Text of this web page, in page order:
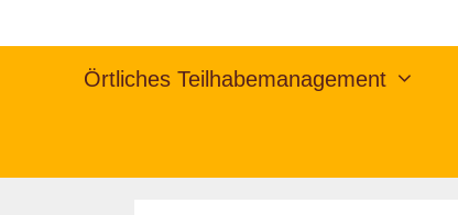
Örtliches Teilhabemanagement